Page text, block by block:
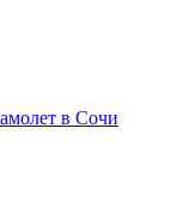
в Сочи